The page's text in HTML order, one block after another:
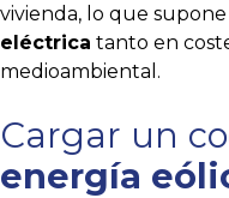
vivienda, lo que
eléctrica tanto en
medioambiental.
Cargar un
energía